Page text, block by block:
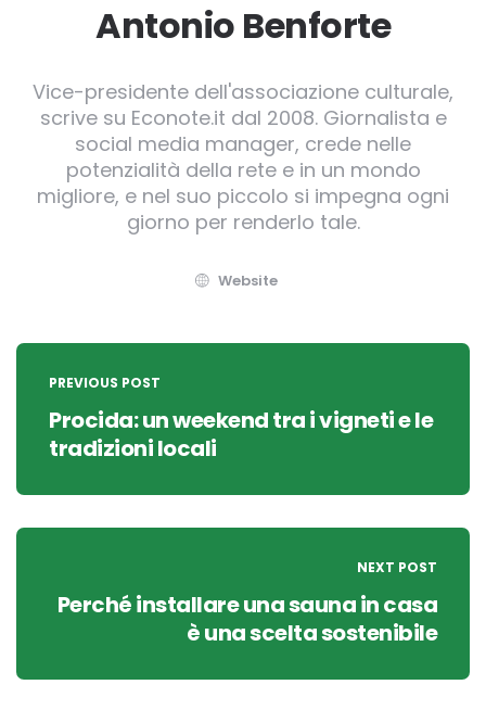
Antonio Benforte
Vice-presidente dell'associazione culturale,
scrive su Econote.it dal 2008. Giornalista e
social media manager, crede nelle
potenzialità della rete e in un mondo
migliore, e nel suo piccolo si impegna ogni
giorno per renderlo tale.
Website
Post
navigation
PREVIOUS POST
Procida: un weekend tra i vigneti e le
tradizioni locali
NEXT POST
Perché installare una sauna in casa
è una scelta sostenibile